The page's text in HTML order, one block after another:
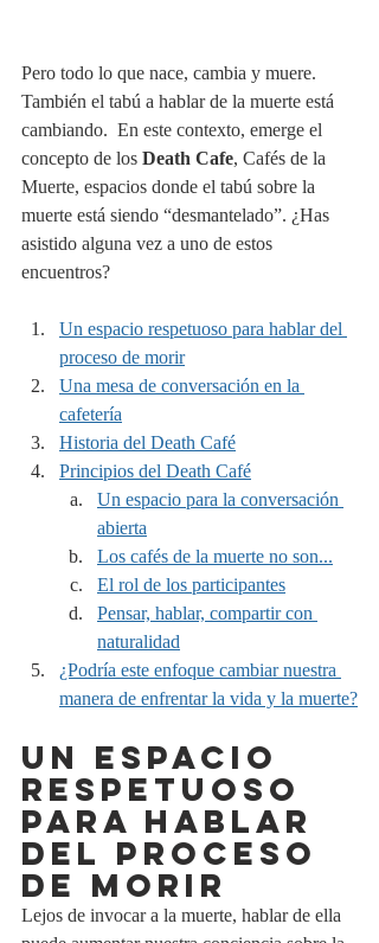
Pero todo lo que nace, cambia y muere.
También el tabú a hablar de la muerte está
cambiando.  En este contexto, emerge el
concepto de los Death Cafe, Cafés de la
Muerte, espacios donde el tabú sobre la
muerte está siendo “desmantelado”. ¿Has
asistido alguna vez a uno de estos
encuentros?
Un espacio respetuoso para hablar del
proceso de morir
Una mesa de conversación en la
cafetería
Historia del Death Café
Principios del Death Café
Un espacio para la conversación
abierta
Los cafés de la muerte no son...
El rol de los participantes
Pensar, hablar, compartir con
naturalidad
¿Podría este enfoque cambiar nuestra
manera de enfrentar la vida y la muerte?
UN ESPACIO
RESPETUOSO
PARA HABLAR
DEL PROCESO
DE MORIR
Lejos de invocar a la muerte, hablar de ella